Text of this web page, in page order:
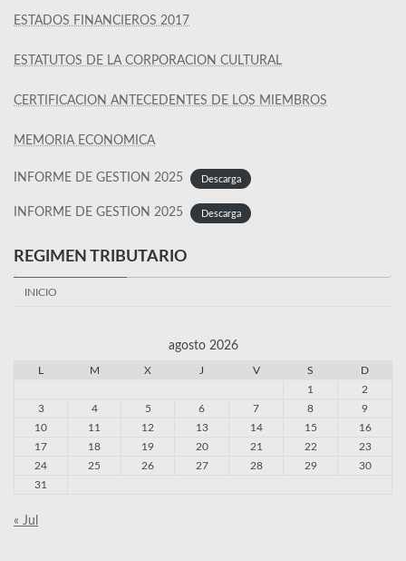
ESTADOS FINANCIEROS 2017
ESTATUTOS DE LA CORPORACION CULTURAL
CERTIFICACION ANTECEDENTES DE LOS MIEMBROS
MEMORIA ECONOMICA
INFORME DE GESTION 2025 Descarga
INFORME DE GESTION 2025 Descarga
REGIMEN TRIBUTARIO
INICIO
agosto 2026
M X J V S
D
1
2
3
4 5 6 7 8
9
10
11 12 13 14 15
16
17
18 19 20 21 22
23
24
25 26 27 28 29
30
31
« Jul